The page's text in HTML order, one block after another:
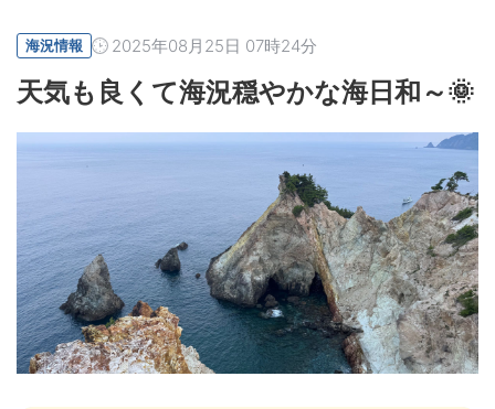
海況情報 2025年08月25日 07時24分
天気も良くて海況穏やかな海日和～🌞